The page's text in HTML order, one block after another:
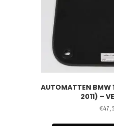
AUTOMATTEN BMW
2011) –
€